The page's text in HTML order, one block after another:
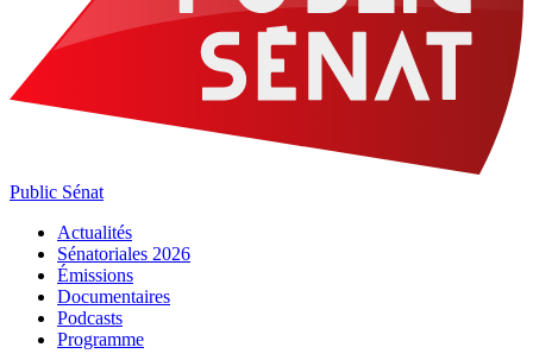
Public Sénat
Actualités
Sénatoriales 2026
Émissions
Documentaires
Podcasts
Programme